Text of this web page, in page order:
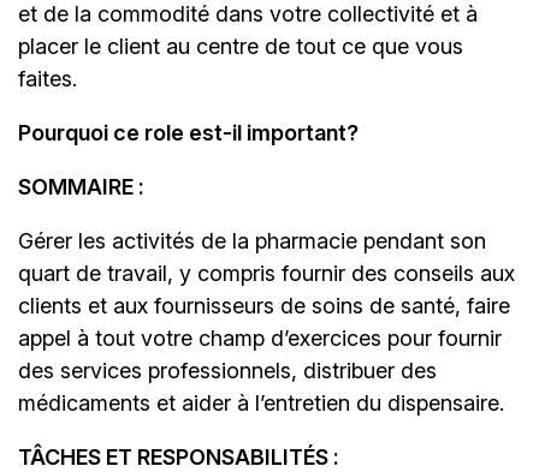
et de la commodité dans votre collectivité et à
placer le client au centre de tout ce que vous
faites.
Pourquoi ce role est-il important?
SOMMAIRE :
Gérer les activités de la pharmacie pendant son
quart de travail, y compris fournir des conseils aux
clients et aux fournisseurs de soins de santé, faire
appel à tout votre champ d’exercices pour fournir
des services professionnels, distribuer des
médicaments et aider à l’entretien du dispensaire.
TÂCHES ET RESPONSABILITÉS :